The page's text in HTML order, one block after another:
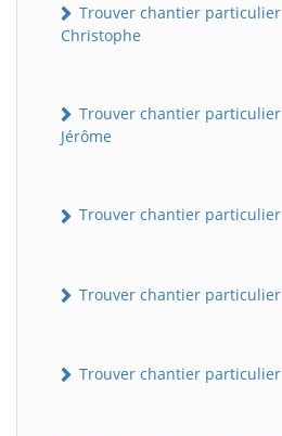
Trouver chantier
Christophe
Trouver chantier particulier
Jérôme
Trouver chantier particulier
Trouver chantier
Trouver chantier